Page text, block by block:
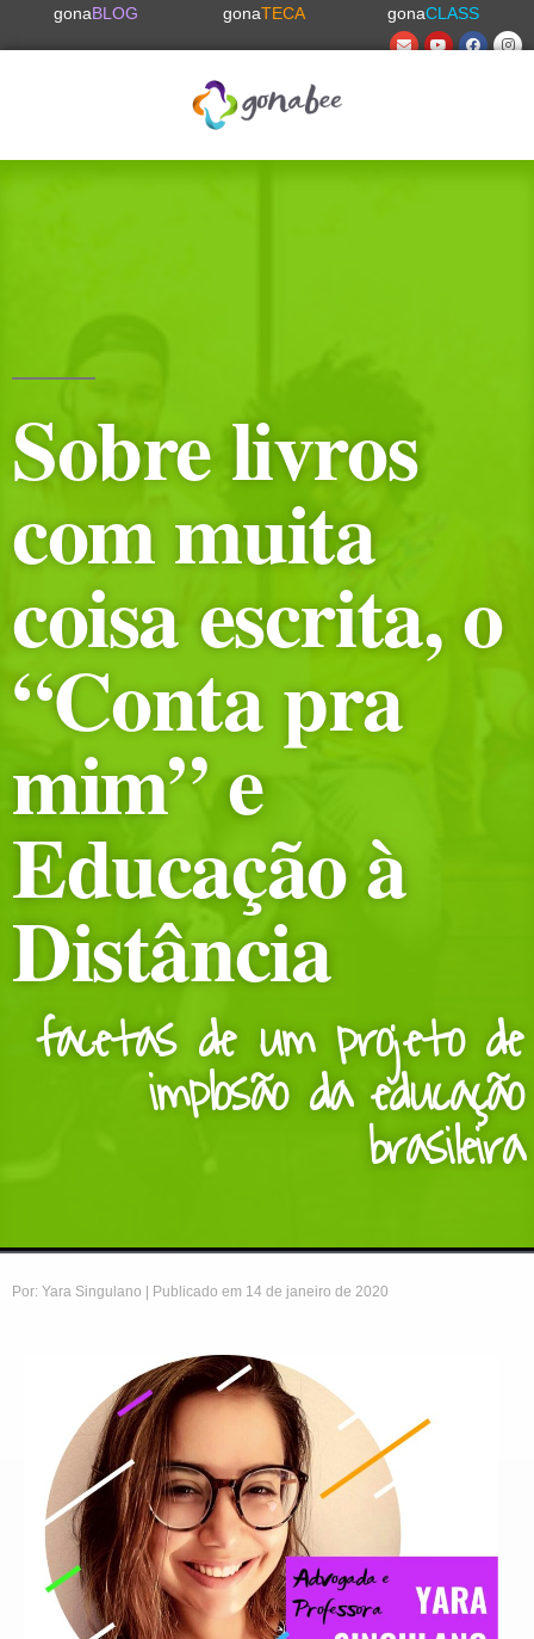
gonaBLOG gonaTECA gonaCLASS
Sobre livros
com muita
coisa escrita, o
“Conta pra
mim” e
Educação à
Distância
facetas de um projeto de
implosão da educação
brasileira
Por: Yara Singulano | Publicado em 14 de janeiro de 2020